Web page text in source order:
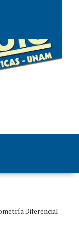
Diferencial